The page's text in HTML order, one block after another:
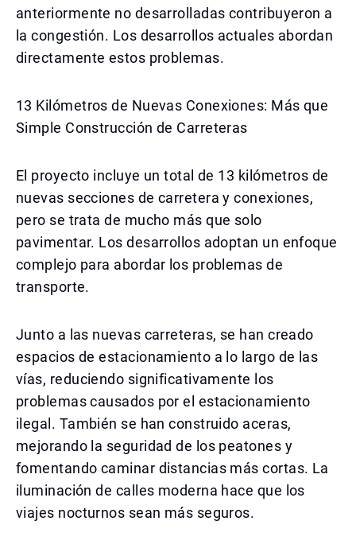
anteriormente no desarrolladas contribuyeron a
la congestión. Los desarrollos actuales abordan
directamente estos problemas.
13 Kilómetros de Nuevas Conexiones: Más que
Simple Construcción de Carreteras
El proyecto incluye un total de 13 kilómetros de
nuevas secciones de carretera y conexiones,
pero se trata de mucho más que solo
pavimentar. Los desarrollos adoptan un enfoque
complejo para abordar los problemas de
transporte.
Junto a las nuevas carreteras, se han creado
espacios de estacionamiento a lo largo de las
vías, reduciendo significativamente los
problemas causados por el estacionamiento
ilegal. También se han construido aceras,
mejorando la seguridad de los peatones y
fomentando caminar distancias más cortas. La
iluminación de calles moderna hace que los
viajes nocturnos sean más seguros.